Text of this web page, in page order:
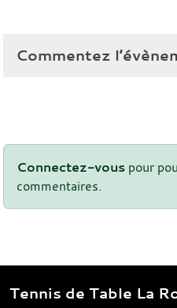
Commentez
Connectez-vous pour
commentaires.
Tennis de Table La